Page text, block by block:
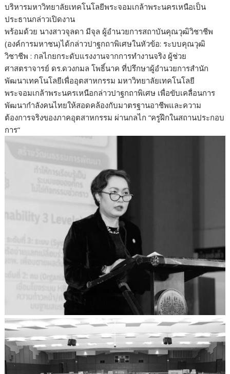
บริหารมหาวิทยาลัยเทคโนโลยีพระจอมเกล้าพระนครเหนือเป็น
ประธานกล่าวเปิดงาน
พร้อมด้วย นางสาวจุลดา มีจุล ผู้อำนวยการสถาบันคุณวุฒิวิชาชีพ
(องค์การมหาชน)ได้กล่าวปาฐกถาพิเศษในหัวข้อ: ระบบคุณวุฒิ
วิชาชีพ : กลไกยกระดับแรงงานจากการทำงานจริง ผู้ช่วย
ศาสตราจารย์ ดร.ดวงกมล โพธิ์นาค ที่ปรึกษาผู้อำนวยการสำนัก
พัฒนาเทคโนโลยีเพื่ออุตสาหกรรม มหาวิทยาลัยเทคโนโลยี
พระจอมเกล้าพระนครเหนือกล่าวปาฐกถาพิเศษ เพื่อขับเคลื่อนการ
พัฒนากำลังคนไทยให้สอดคล้องกับมาตรฐานอาชีพและความ
ต้องการจริงของภาคอุตสาหกรรม ผ่านกลไก “ครูฝึกในสถานประกอบ
การ”